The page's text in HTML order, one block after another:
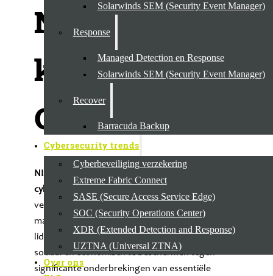
Solarwinds SEM (Security Event Manager)
Response
Managed Detection en Response
Solarwinds SEM (Security Event Manager)
Recover
Barracuda Backup
Cybersecurity trends
Cyberbeveiliging verzekering
Extreme Fabric Connect
SASE (Secure Access Service Edge)
SOC (Security Operations Center)
XDR (Extended Detection and Response)
UZTNA (Universal ZTNA)
Over ons
Nederland
komt er aan in
Q3 2026
NIS2
cyberbeveiligingswet
verzameling van belangrijke cybersecurity
maatregelen die zullen gelden in elke Europese
lidstaat om zo onze Europese gemeenschap
sociaal en economisch te beschermen tegen
significante onderbrekingen van essentiële